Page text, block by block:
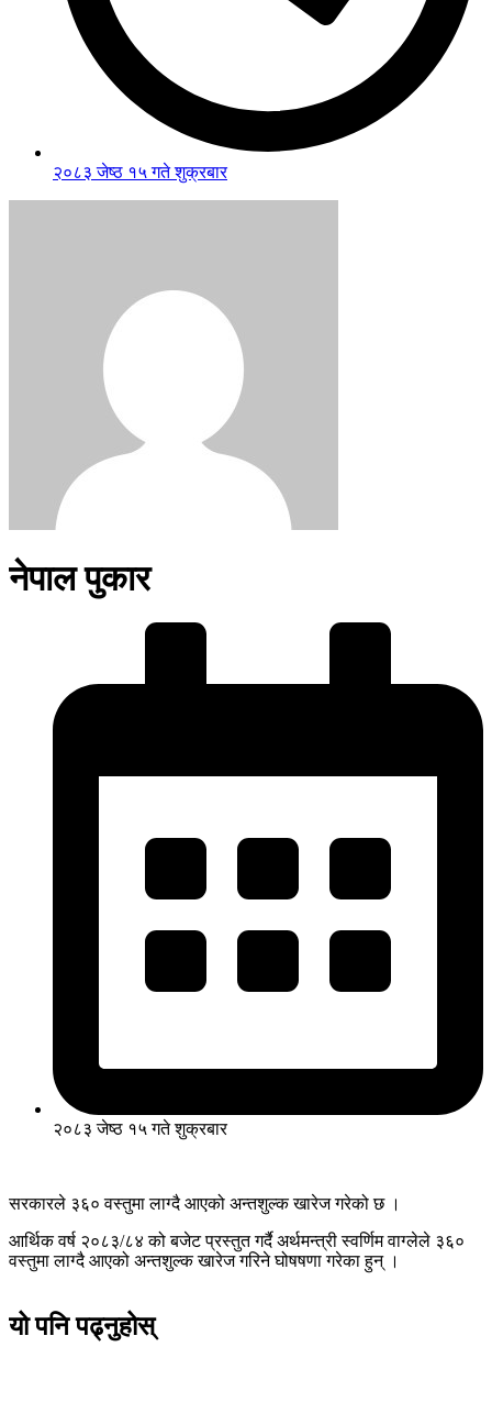
२०८३ जेष्ठ १५ गते शुक्रबार
नेपाल पुकार
२०८३ जेष्ठ १५ गते शुक्रबार
सरकारले ३६० वस्तुमा लाग्दै आएको अन्तशुल्क खारेज गरेको छ ।
आर्थिक वर्ष २०८३/८४ को बजेट प्रस्तुत गर्दै अर्थमन्त्री स्वर्णिम वाग्लेले ३६०
वस्तुमा लाग्दै आएको अन्तशुल्क खारेज गरिने घोषषणा गरेका हुन् ।
यो पनि पढ्नुहोस्